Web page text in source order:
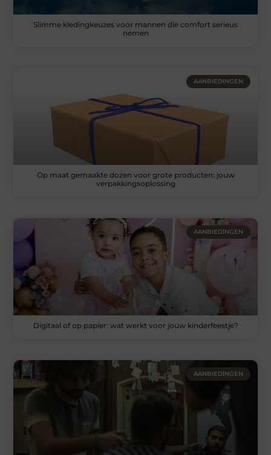
Slimme kledingkeuzes voor mannen die comfort serieus
nemen
AANBIEDINGEN
Op maat gemaakte dozen voor grote producten: jouw
verpakkingsoplossing
AANBIEDINGEN
Digitaal of op papier: wat werkt voor jouw kinderfeestje?
AANBIEDINGEN